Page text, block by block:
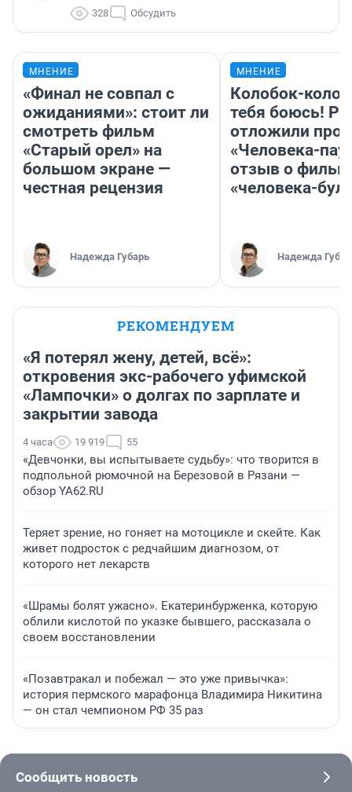
328 Обсудить
МНЕНИЕ
«Финал не совпал с
ожиданиями»: стоит ли
смотреть фильм
«Старый орел» на
большом экране —
честная рецензия
Надежда Губарь
МНЕНИЕ
Колобок-
тебя боюсь!
отложили
«Человека-
отзыв о
«человека-
Надежда
РЕКОМЕНДУЕМ
«Я потерял жену, детей, всё»:
откровения экс-рабочего уфимской
«Лампочки» о долгах по зарплате и
закрытии завода
4 часа 19 919 55
«Девчонки, вы испытываете судьбу»: что творится в
подпольной рюмочной на Березовой в Рязани —
обзор YA62.RU
Теряет зрение, но гоняет на мотоцикле и скейте. Как
живет подросток с редчайшим диагнозом, от
которого нет лекарств
«Шрамы болят ужасно». Екатеринбурженка, которую
облили кислотой по указке бывшего, рассказала о
своем восстановлении
«Позавтракал и побежал — это уже привычка»:
история пермского марафонца Владимира Никитина
— он стал чемпионом РФ 35 раз
Сообщить новость